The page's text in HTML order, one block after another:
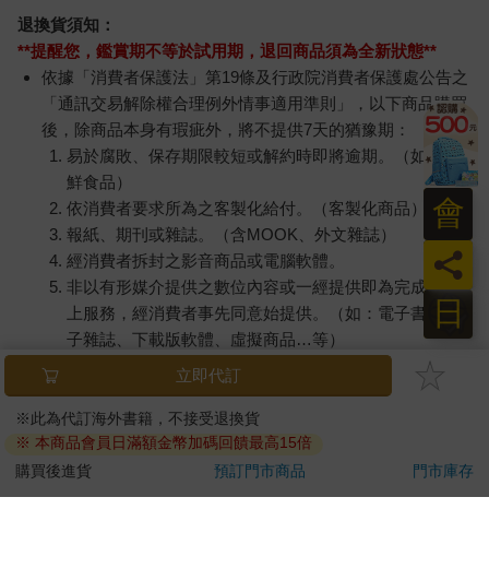
退換貨須知：
**提醒您，鑑賞期不等於試用期，退回商品須為全新狀態**
依據「消費者保護法」第19條及行政院消費者保護處公告之
「通訊交易解除權合理例外情事適用準則」，以下商品購買
後，除商品本身有瑕疵外，將不提供7天的猶豫期：
易於腐敗、保存期限較短或解約時即將逾期。（如：生
鮮食品）
依消費者要求所為之客製化給付。（客製化商品）
報紙、期刊或雜誌。（含MOOK、外文雜誌）
經消費者拆封之影音商品或電腦軟體。
非以有形媒介提供之數位內容或一經提供即為完成之線
上服務，經消費者事先同意始提供。（如：電子書、電
子雜誌、下載版軟體、虛擬商品…等）
已拆封之個人衛生用品。（如：內衣褲、刮鬍刀、除毛
若非上列種類商品，均享有到貨7天的猶豫期（含例假
日）。
辦理退換貨時，商品（組合商品恕無法接受單獨退貨）必須
是您收到商品時的原始狀態（包含商品本體、配件、贈品、
立即代訂
※此為代訂海外書籍，不接受退換貨
※ 本商品會員日滿額金幣加碼回饋最高15倍
購買後進貨
預訂門市商品 門市庫存
日
員
會